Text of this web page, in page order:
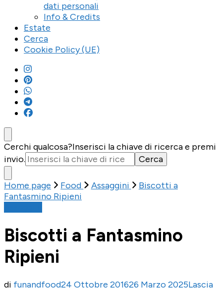
dati personali
Info & Credits
Estate
Cerca
Cookie Policy (UE)
Cerchi qualcosa?Inserisci la chiave di ricerca e premi
invio.
Home page Food Assaggini
Biscotti a
Fantasmino Ripieni
Biscotti a Fantasmino
Ripieni
di funandfood24 Ottobre 201626 Marzo 2025Lascia